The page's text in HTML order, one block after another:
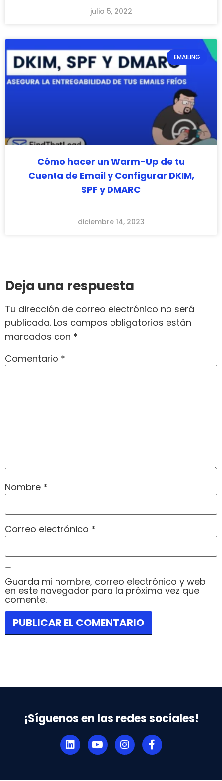
julio 5, 2022
EMAILING
Cómo hacer un Warm-Up de tu
Cuenta de Email y Configurar DKIM,
SPF y DMARC
diciembre 14, 2023
Deja una respuesta
Tu dirección de correo electrónico no será
publicada. Los campos obligatorios están
marcados con *
Comentario *
Nombre *
Correo electrónico *
Guarda mi nombre, correo electrónico y web
en este navegador para la próxima vez que
comente.
¡Síguenos en las redes sociales!